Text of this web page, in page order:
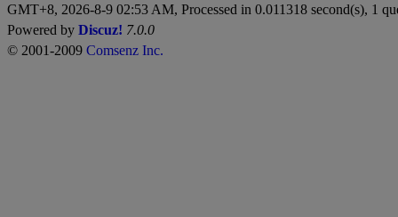
GMT+8, 2026-8-9 02:53 AM, Processed in 0.011318 second(s), 1
Powered by Discuz! 7.0.0
© 2001-2009 Comsenz Inc.